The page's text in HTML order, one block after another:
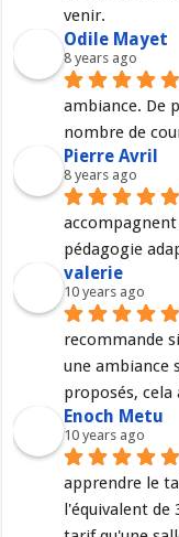
venir.
Odile Mayet
8 years ago
ambiance. De
nombre de
Pierre Avril
8 years ago
pédagogie
valerie
10 years ago
recommande
une ambiance
proposés,
Enoch Metu
10 years ago
apprendre le
l'équivalent de